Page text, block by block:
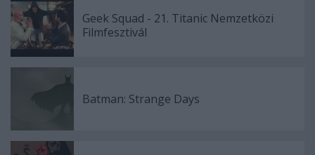
Geek Squad - 21. Titanic Nemzetközi
Filmfesztivál
Batman: Strange Days